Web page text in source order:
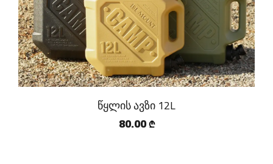
წყლის ავზი 12L
80.00 ₾